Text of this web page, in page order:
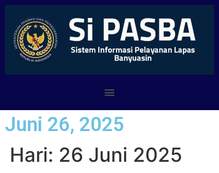
Juni 26, 2025
Hari: 26 Juni 2025